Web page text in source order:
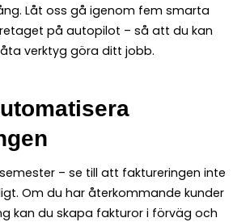
Låt oss gå igenom fem smarta
på autopilot – så att du kan
verktyg göra ditt jobb.
– se till att faktureringen inte
Om du har återkommande kunder
kan du skapa fakturor i förväg och